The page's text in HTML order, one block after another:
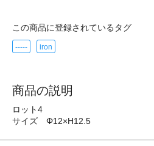
この商品に登録されているタグ
----- iron
商品の説明
ロット4
サイズ Φ12×H12.5